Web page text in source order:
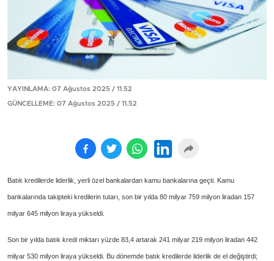
YAYINLAMA: 07 Ağustos 2025 / 11.52
GÜNCELLEME: 07 Ağustos 2025 / 11.52
Batık kredilerde liderlik, yerli özel bankalardan kamu bankalarına geçti. Kamu
bankalarında takipteki kredilerin tutarı, son bir yılda 80 milyar 759 milyon liradan 157
milyar 645 milyon liraya yükseldi.
Son bir yılda batık kredi miktarı yüzde 83,4 artarak 241 milyar 219 milyon liradan 442
milyar 530 milyon liraya yükseldi. Bu dönemde batık kredilerde liderlik de el değiştirdi;